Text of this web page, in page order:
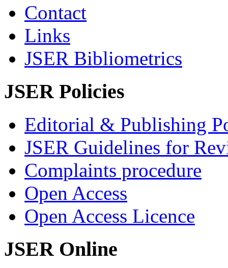
Contact
Links
JSER Bibliometrics
JSER Policies
Editorial & Publishing
JSER Guidelines for
Complaints procedure
Open Access
Open Access Licence
JSER Online